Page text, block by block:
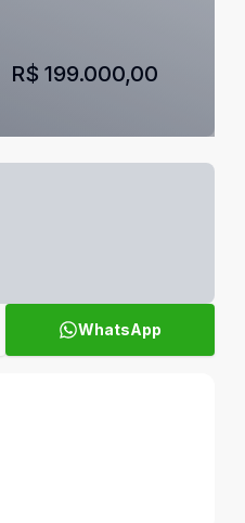
R$ 199.000,00
WhatsApp